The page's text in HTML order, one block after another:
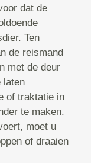
dat de
Ten
de reismand
met de deur
laten
of traktatie in
te maken.
moet u
of draaien